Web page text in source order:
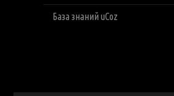
База знаний uCoz